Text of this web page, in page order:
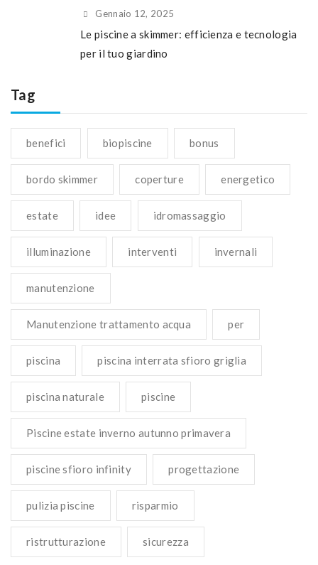
Gennaio 12, 2025
Le piscine a skimmer: efficienza e tecnologia
per il tuo giardino
Tag
benefici biopiscine bonus
bordo skimmer coperture energetico
estate idee idromassaggio
illuminazione interventi invernali
manutenzione
Manutenzione trattamento acqua per
piscina piscina interrata sfioro griglia
piscina naturale piscine
Piscine estate inverno autunno primavera
piscine sfioro infinity progettazione
pulizia piscine risparmio
ristrutturazione sicurezza